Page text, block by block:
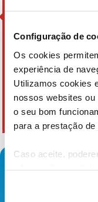
Configuração de
Os cookies
experiência de
Utilizamos cookies
nossos websites
o seu bom
para a prestação de
Caso aceite,
funcionalidades